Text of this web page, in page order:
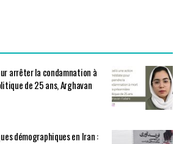
arrêter la condamnation à
de 25 ans, Arghavan
démographiques en Iran :